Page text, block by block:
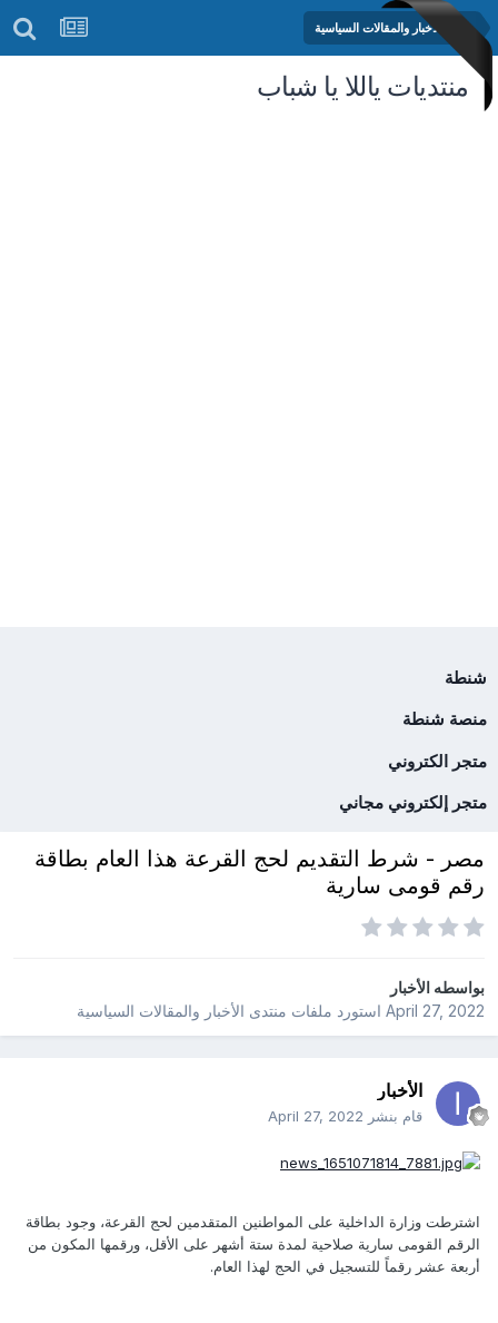
منتدى الأخبار والمقالات السياسية
منتديات ياللا يا شباب
شنطة
منصة شنطة
متجر الكتروني
متجر إلكتروني مجاني
مصر - شرط التقديم لحج القرعة هذا العام بطاقة
رقم قومى سارية
بواسطهالأخبار
April 27, 2022استورد ملفات منتدى الأخبار والمقالات السياسية
الأخبار
قام بنشر April 27, 2022
اشترطت وزارة الداخلية على المواطنين المتقدمين لحج القرعة، وجود بطاقة
الرقم القومى سارية صلاحية لمدة ستة أشهر على الأقل، ورقمها المكون من
أربعة عشر رقماً للتسجيل في الحج لهذا العام.